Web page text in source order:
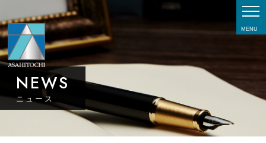
MENU
NEWS
ニュース